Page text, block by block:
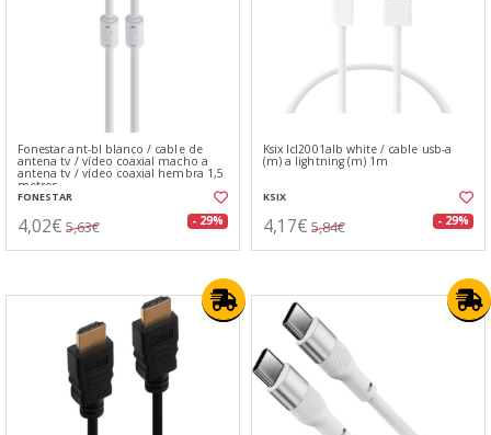
Fonestar ant-bl blanco / cable de
antena tv / vídeo coaxial macho a
antena tv / vídeo coaxial hembra 1,5
metros
FONESTAR
4,02€ 5,63€ - 29%
Ksix lcl2001alb white / cable usb-a
(m) a lightning (m) 1m
KSIX
4,17€ 5,84€ - 29%